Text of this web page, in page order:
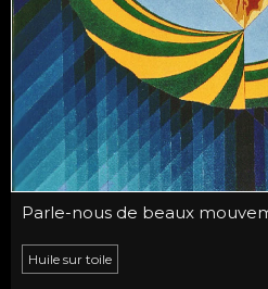
Parle-nous de beaux
Huile sur toile